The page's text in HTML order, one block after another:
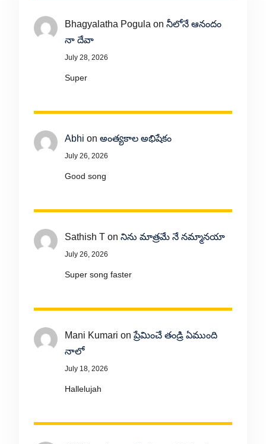
Bhagyalatha Pogula on నీలోనే ఆనందం
నా దేవా
July 28, 2026
Super
Abhi on అంత్యకాల అభిషేకం
July 26, 2026
Good song
Sathish Ton నిను మాత్రమే నే నమ్మానయా
July 26, 2026
Super song faster
Mani Kumari onప్రేమించే తండ్రి ఏముంది
నాలో
July 18, 2026
Hallelujah